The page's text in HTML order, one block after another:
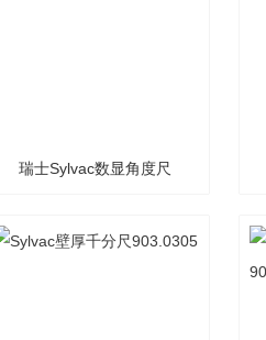
瑞士Sylvac数显角度尺